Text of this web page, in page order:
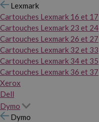
Lexmark
Cartouches Lexmark 16 et 17
Cartouches Lexmark 23 et 24
Cartouches Lexmark 26 et 27
Cartouches Lexmark 32 et 33
Cartouches Lexmark 34 et 35
Cartouches Lexmark 36 et 37
Xerox
Dell
Dymo
Dymo